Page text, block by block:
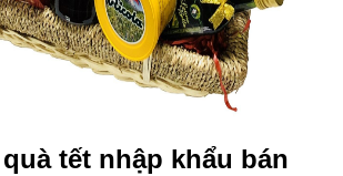
tết nhập khẩu bán